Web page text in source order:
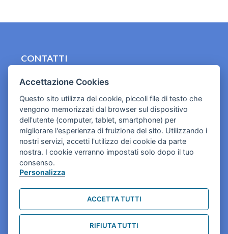
CONTATTI
Cookies e informativa privacy
Accettazione Cookies
Questo sito utilizza dei cookie, piccoli file di testo che
vengono memorizzati dal browser sul dispositivo
dell'utente (computer, tablet, smartphone) per
migliorare l'esperienza di fruizione del sito. Utilizzando i
nostri servizi, accetti l'utilizzo dei cookie da parte
nostra. I cookie verranno impostati solo dopo il tuo
consenso.
Personalizza
ACCETTA TUTTI
RIFIUTA TUTTI